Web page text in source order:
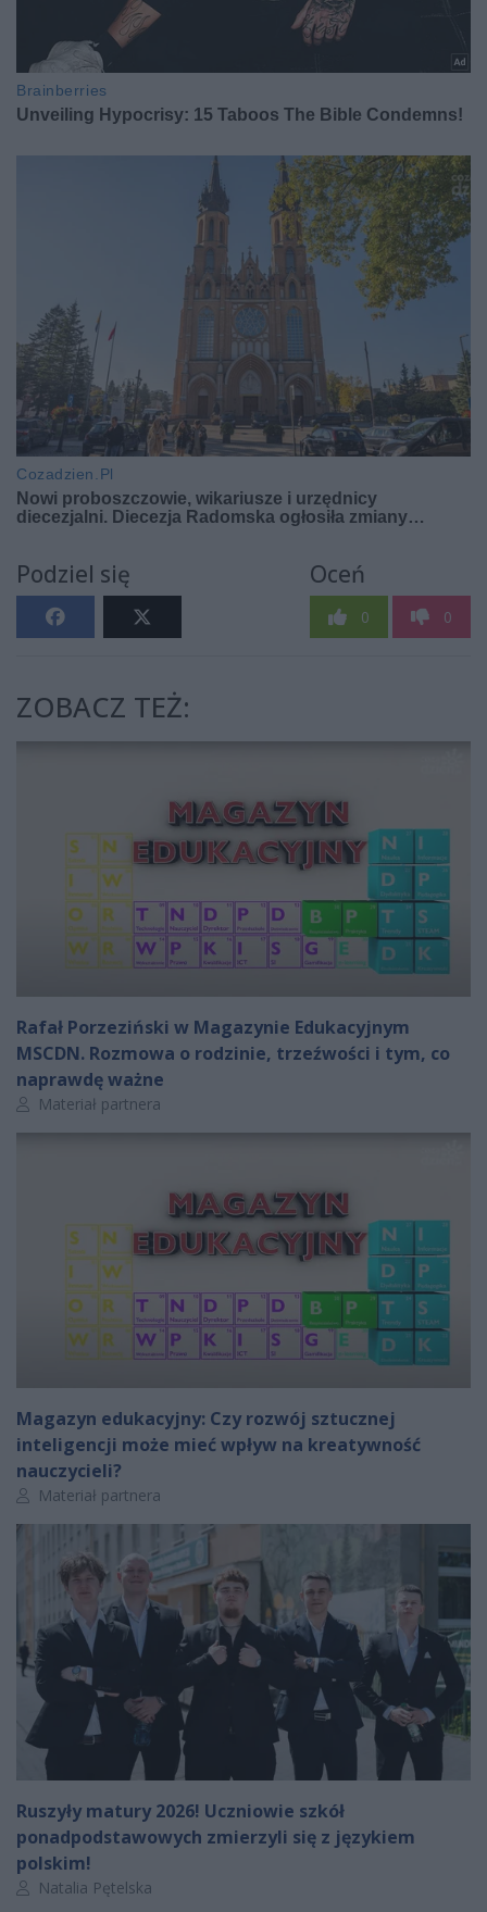
Podziel się Oceń
0 0
ZOBACZ TEŻ:
Rafał Porzeziński w Magazynie Edukacyjnym
MSCDN. Rozmowa o rodzinie, trzeźwości i tym, co
naprawdę ważne
Autor artykułu:
Materiał partnera
Magazyn edukacyjny: Czy rozwój sztucznej
inteligencji może mieć wpływ na kreatywność
nauczycieli?
Autor artykułu:
Materiał partnera
Ruszyły matury 2026! Uczniowie szkół
ponadpodstawowych zmierzyli się z językiem
polskim!
Autor artykułu:
Natalia Pętelska